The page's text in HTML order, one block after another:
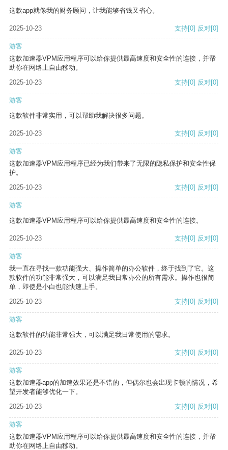
这款app就像我的财务顾问，让我能够省钱又省心。
2025-10-23 支持[0] 反对[0]
游客
这款加速器VPM应用程序可以给你提供最高速度和安全性的连接，并帮
助你在网络上自由移动。
2025-10-23
支持[0] 反对[0]
游客
这款软件非常实用，可以帮助我解决很多问题。
2025-10-23 支持[0] 反对[0]
游客
这款加速器VPM应用程序已经为我们带来了无限的隐私保护和安全性保
护。
2025-10-23
支持[0] 反对[0]
游客
这款加速器VPM应用程序可以给你提供最高速度和安全性的连接。
2025-10-23 支持[0] 反对[0]
游客
我一直在寻找一款功能强大、操作简单的办公软件，终于找到了它。这
款软件的功能非常强大，可以满足我日常办公的所有需求。操作也很简
单，即使是小白也能快速上手。
2025-10-23
支持[0] 反对[0]
游客
这款软件的功能非常强大，可以满足我日常使用的需求。
2025-10-23 支持[0] 反对[0]
游客
这款加速器app的加速效果还是不错的，但偶尔也会出现卡顿的情况，希
望开发者能够优化一下。
2025-10-23
支持[0] 反对[0]
游客
这款加速器VPM应用程序可以给你提供最高速度和安全性的连接，并帮
助你在网络上自由移动。